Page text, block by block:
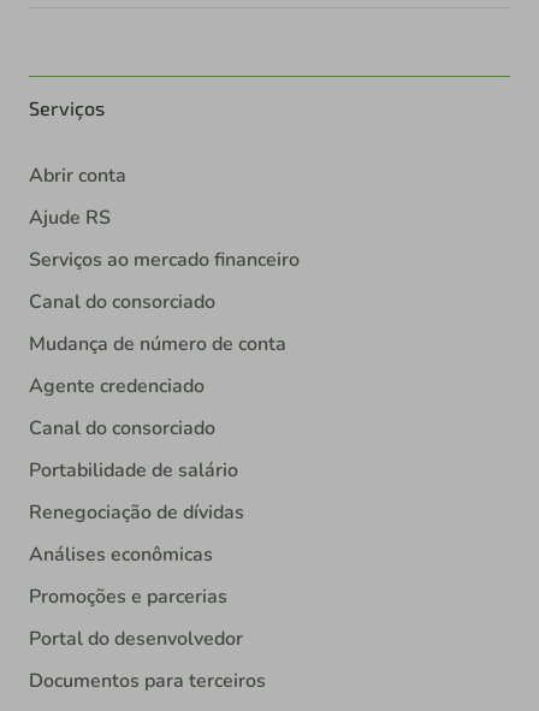
Serviços
Abrir conta
Ajude RS
Serviços ao mercado financeiro
Canal do consorciado
Mudança de número de conta
Agente credenciado
Canal do consorciado
Portabilidade de salário
Renegociação de dívidas
Análises econômicas
Promoções e parcerias
Portal do desenvolvedor
Documentos para terceiros